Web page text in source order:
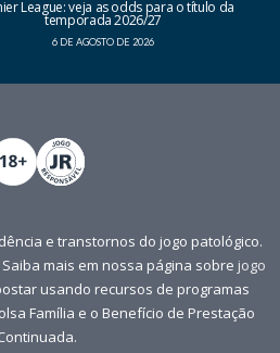
League: veja as odds para o título da
temporada 2026/27
6 DE AGOSTO DE 2026
e transtornos do jogo patológico.
mais em nossa página sobre jogo
usando recursos de programas
Família e o Benefício de Prestação